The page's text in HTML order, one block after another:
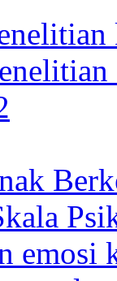
emosi